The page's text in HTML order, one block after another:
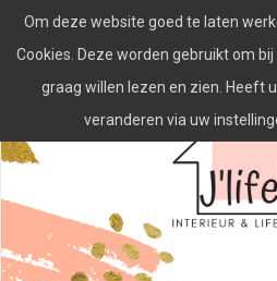
naar
inhoud
Om deze website goed te laten
Cookies. Deze worden gebruikt om
graag willen lezen en zien. Heeft
veranderen via uw